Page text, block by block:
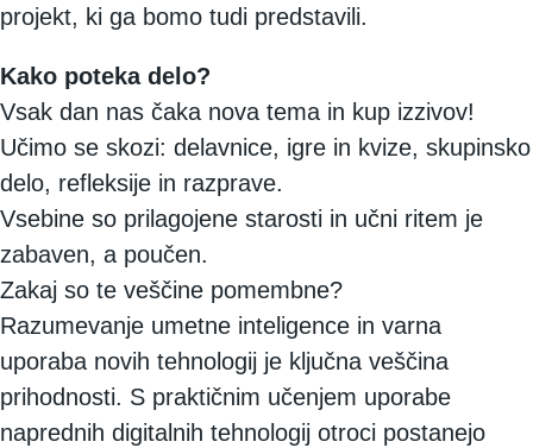
projekt, ki ga bomo tudi predstavili.
Kako poteka delo?
Vsak dan nas čaka nova tema in kup izzivov!
Učimo se skozi: delavnice, igre in kvize, skupinsko
delo, refleksije in razprave.
Vsebine so prilagojene starosti in učni ritem je
zabaven, a poučen.
Zakaj so te veščine pomembne?
Razumevanje umetne inteligence in varna
uporaba novih tehnologij je ključna veščina
prihodnosti. S praktičnim učenjem uporabe
naprednih digitalnih tehnologij otroci postanejo